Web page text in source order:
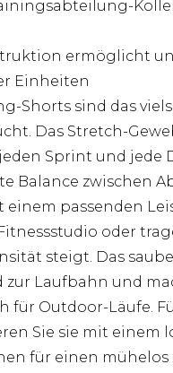
ermöglicht
Einheiten
Shorts sind das
Das Stretch-
Sprint und jede
Balance zwischen
einem passenden
oder
steigt. Das
zur Laufbahn und
für Outdoor-Läufe.
Sie sie mit einem
für einen